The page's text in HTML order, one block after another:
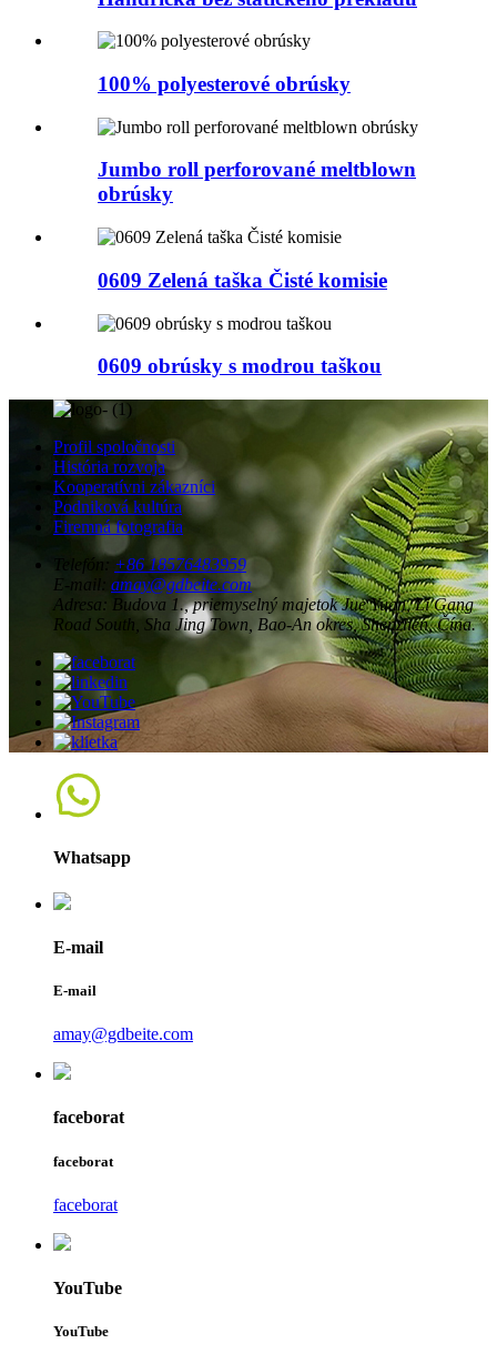
100% polyesterové obrúsky
Jumbo roll perforované meltblown
obrúsky
0609 Zelená taška Čisté komisie
0609 obrúsky s modrou taškou
Profil spoločnosti
História rozvoja
Kooperatívni zákazníci
Podniková kultúra
Firemná fotografia
Telefón: +86 18576483959
E-mail: amay@gdbeite.com
Adresa: Budova 1., priemyselný majetok Jue Yuan, Li Gang
Road South, Sha Jing Town, Bao-An okres, Shenzhen, Čína.
Whatsapp
E-mail
E-mail
amay@gdbeite.com
faceborat
faceborat
faceborat
YouTube
YouTube